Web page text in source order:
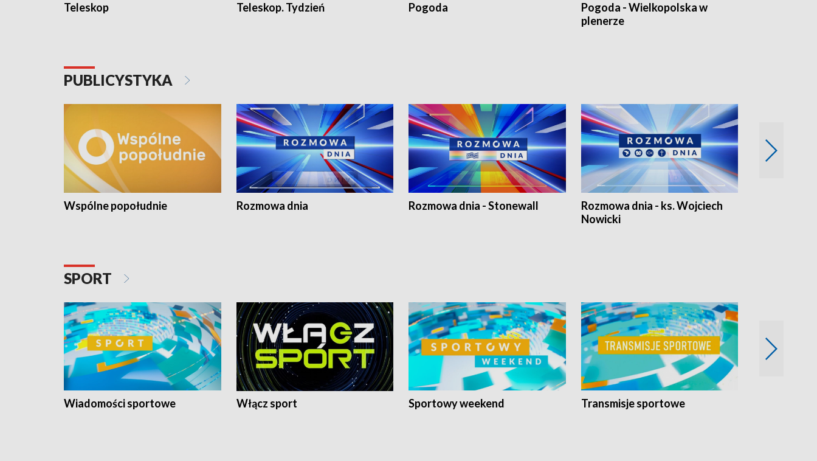
Teleskop Teleskop. Tydzień Pogoda
Pogoda - Wielkopolska w
plenerze
PUBLICYSTYKA
Wspólne popołudnie Rozmowa dnia Rozmowa dnia - Stonewall
Rozmowa dnia - ks. Wojciech
Nowicki
SPORT
Wiadomości sportowe Włącz sport Sportowy weekend Transmisje sportowe